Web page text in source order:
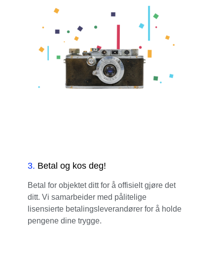
3. Betal og kos deg!
Betal for objektet ditt for å offisielt gjøre det
ditt. Vi samarbeider med pålitelige
lisensierte betalingsleverandører for å holde
pengene dine trygge.